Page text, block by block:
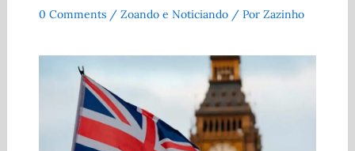
0 Comments / Zoando e Noticiando/ Por Zazinho